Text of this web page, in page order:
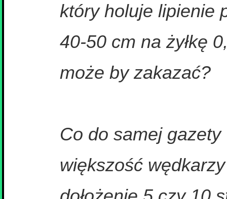
który holuje lipienie
40-50 cm na żyłkę
może by zakazać?
Co do samej
większość